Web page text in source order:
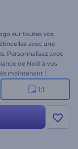
sur toutes vos
avec une
Personnalisez avec
de Noël à vos
maintenant !
1:1